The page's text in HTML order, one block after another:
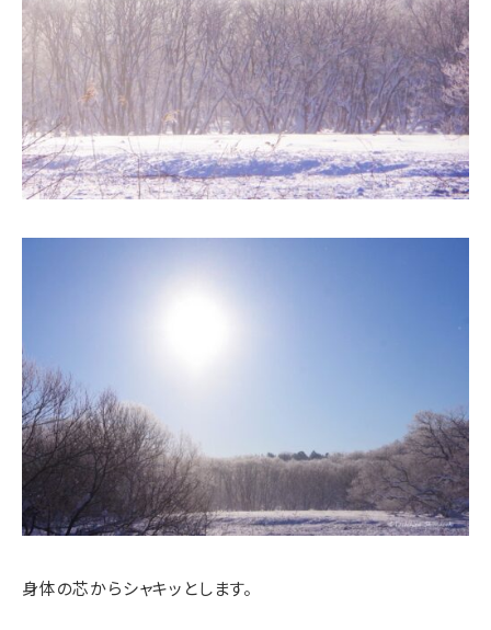
身体の芯からシャキッとします。